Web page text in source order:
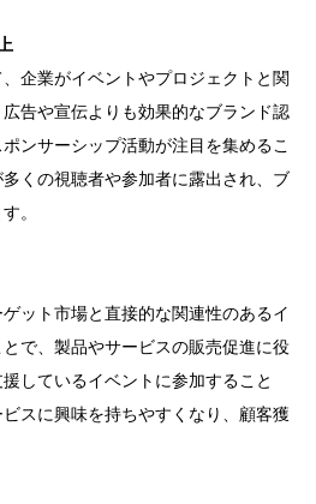
企業がイベントやプロジェクトと関
告や宣伝よりも効果的なブランド認
ンサーシップ活動が注目を集めるこ
くの視聴者や参加者に露出され、ブ
。
ット市場と直接的な関連性のあるイ
で、製品やサービスの販売促進に役
しているイベントに参加すること
スに興味を持ちやすくなり、顧客獲